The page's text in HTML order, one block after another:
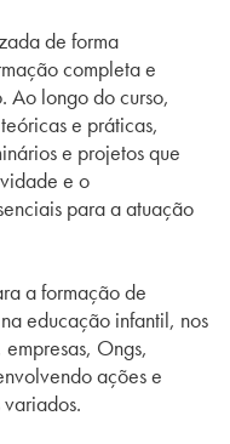
de forma
completa e
Ao longo docurso,
e práticas,
e projetos que
e o
para a atuação
a formação de
educação infantil, nos
Ongs,
ações e